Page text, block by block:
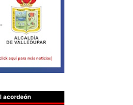
acordeón